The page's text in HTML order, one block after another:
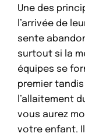
Une des
l’arrivée de
sente
surtout si la
équipes se
premier
l’allaitement
vous aurez
votre enfant.